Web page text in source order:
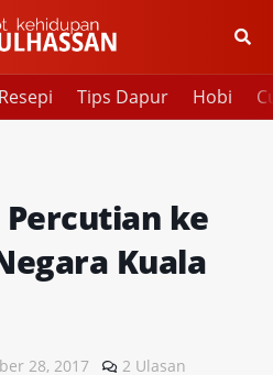
Resepi Tips Dapur Hobi
ke
Kuala
28, 2017 2 Ulasan